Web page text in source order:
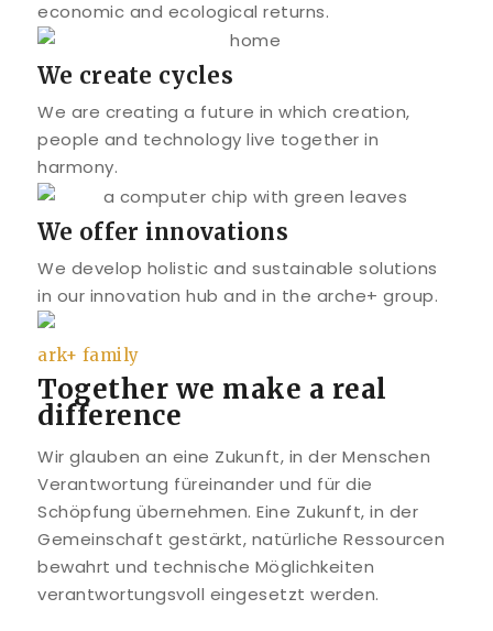
economic and ecological returns.
We create cycles
We are creating a future in which creation,
people and technology live together in
harmony.
We offer innovations
We develop holistic and sustainable solutions
in our innovation hub and in the arche+ group.
ark+ family
Together we make a real
difference
Wir glauben an eine Zukunft, in der Menschen
Verantwortung füreinander und für die
Schöpfung übernehmen. Eine Zukunft, in der
Gemeinschaft gestärkt, natürliche Ressourcen
bewahrt und technische Möglichkeiten
verantwortungsvoll eingesetzt werden.